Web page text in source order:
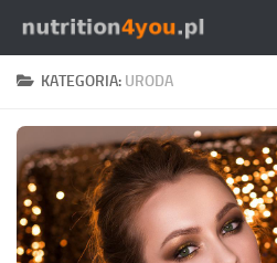
Przejdź do treści
KATEGORIA: URODA